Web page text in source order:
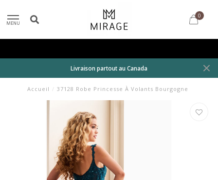
MENU
0
Livraison partout au Canada
Accueil / 37128 Robe Princesse À Volants Bourgogne